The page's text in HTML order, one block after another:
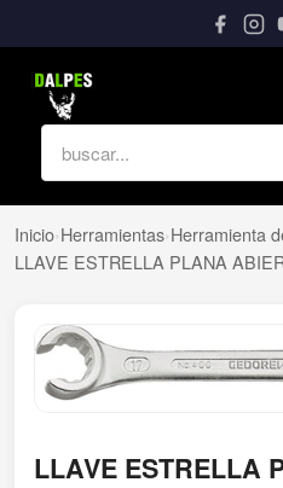
Inicio›Herramientas›Herramienta
LLAVE ESTRELLA PLANA
LLAVE ESTRELLA